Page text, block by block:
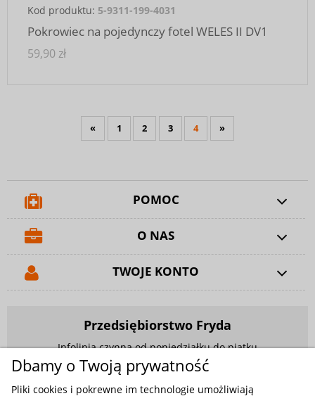
Kod produktu: 5-9311-199-4031
Pokrowiec na pojedynczy fotel WELES II DV1
59,90 zł
« 1 2 3 4 »
POMOC
O NAS
TWOJE KONTO
Przedsiębiorstwo Fryda
Infolinia czynna od poniedziałku do piątku
w godzinach 9.00 - 17.00
881 703 704
Dbamy o Twoją prywatność
Pliki cookies i pokrewne im technologie umożliwiają